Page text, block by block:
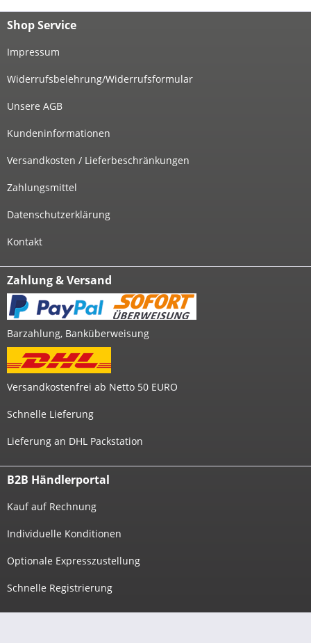
Shop Service
Impressum
Widerrufsbelehrung/Widerrufsformular
Unsere AGB
Kundeninformationen
Versandkosten / Lieferbeschränkungen
Zahlungsmittel
Datenschutzerklärung
Kontakt
Zahlung & Versand
Barzahlung, Banküberweisung
Versandkostenfrei ab Netto 50 EURO
Schnelle Lieferung
Lieferung an DHL Packstation
B2B Händlerportal
Kauf auf Rechnung
Individuelle Konditionen
Optionale Expresszustellung
Schnelle Registrierung